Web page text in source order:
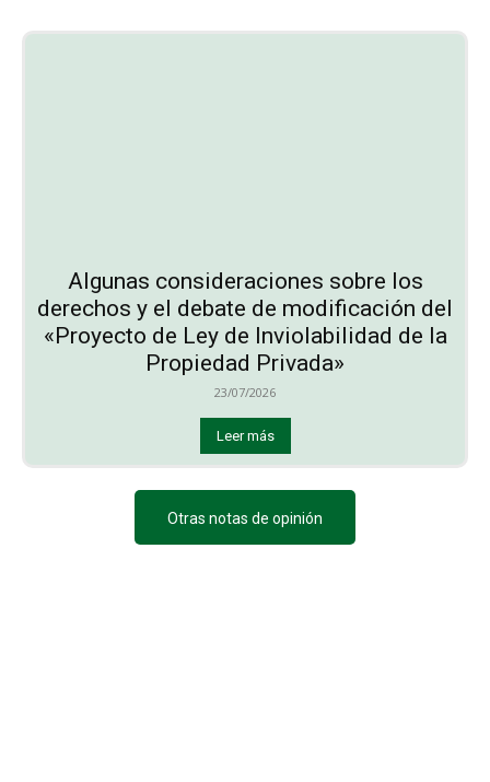
Algunas consideraciones sobre los
derechos y el debate de modificación del
«Proyecto de Ley de Inviolabilidad de la
Propiedad Privada»
23/07/2026
Leer más
Otras notas de opinión